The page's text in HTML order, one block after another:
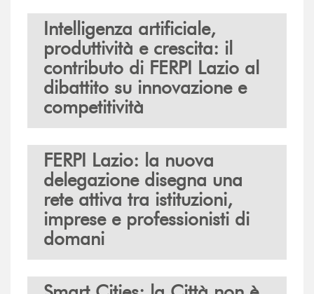
Intelligenza artificiale,
produttività e crescita: il
contributo di FERPI Lazio al
dibattito su innovazione e
competitività
FERPI Lazio: la nuova
delegazione disegna una
rete attiva tra istituzioni,
imprese e professionisti di
domani